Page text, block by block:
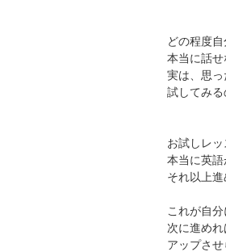
どの程度自
本当に話せ
実は、思
試してみる
お試しレッ
本当に英語
それ以上進
これが自分
次に進め
アップさせ